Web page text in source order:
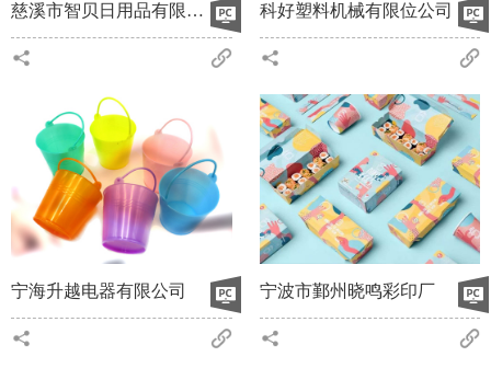
慈溪市智贝日用品有限公司 科好塑料机械有限位公司
宁海升越电器有限公司 宁波市鄞州晓鸣彩印厂